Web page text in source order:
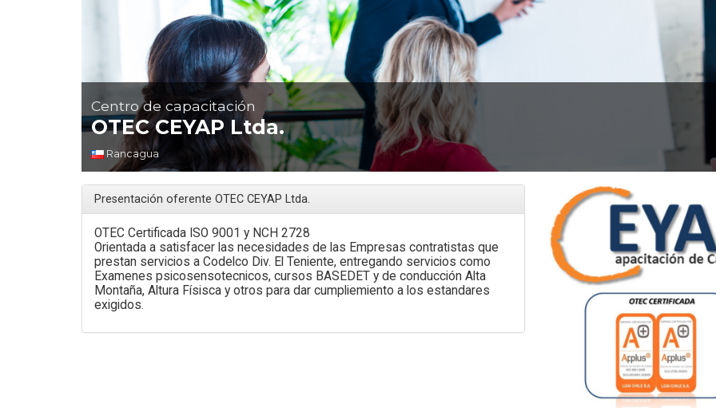
Centro de capacitación
OTEC CEYAP Ltda.
Rancagua
Presentación oferente OTEC CEYAP Ltda.
OTEC Certificada ISO 9001 y NCH 2728
Orientada a satisfacer las necesidades de las Empresas contratistas que
prestan servicios a Codelco Div. El Teniente, entregando servicios como
Examenes psicosensotecnicos, cursos BASEDET y de conducción Alta
Montaña, Altura Físisca y otros para dar cumpliemiento a los estandares
exigidos.
Oferta laboral
Analista/Inspector
Mantenimiento Predictivo para
Calama
Oferta de empleo
Mujeres en la Minería: Chile se
Posiciona como Líder y la
Capacitación es Clave para el
Artículo
Se buscan
Experiencia